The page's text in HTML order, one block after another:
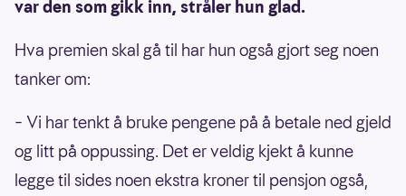
var den som gikk inn, stråler hun glad.
Hva premien skal gå til har hun også gjort seg noen
tanker om:
– Vi har tenkt å bruke pengene på å betale ned gjeld
og litt på oppussing. Det er veldig kjekt å kunne
legge til sides noen ekstra kroner til pensjon også,